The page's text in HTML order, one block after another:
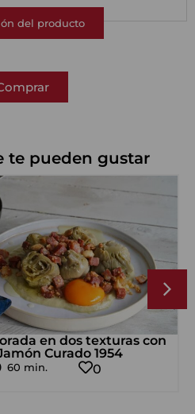
del producto
te pueden gustar
en dos texturas con
Curado 1954
60 min. 0